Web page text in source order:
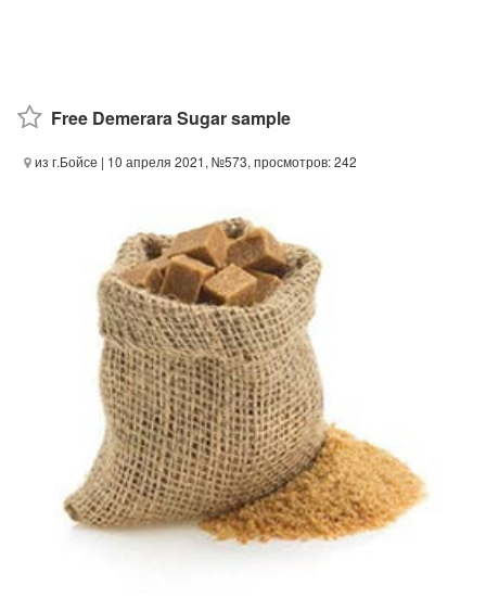
Free Demerara Sugar sample
из г.Бойсе | 10 апреля 2021, №573, просмотров: 242